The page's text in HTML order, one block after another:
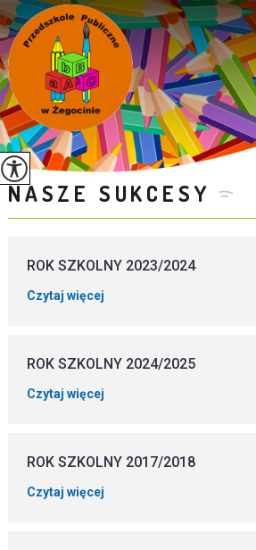
NASZE SUKCESY
ROK SZKOLNY 2023/2024
Czytaj więcej
ROK SZKOLNY 2024/2025
Czytaj więcej
ROK SZKOLNY 2017/2018
Czytaj więcej